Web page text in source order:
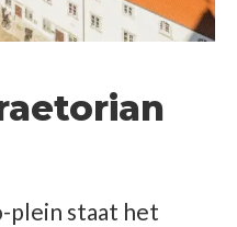
plein staat het